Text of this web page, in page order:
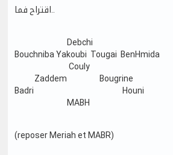
Debchi
Bouchniba Yakoubi Tougai BenHmida
Couly
Zaddem Bougrine
Badri Houni
MABH
(reposer Meriah et MABR)